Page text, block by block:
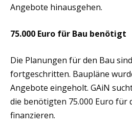
Angebote hinausgehen.
75.000 Euro für Bau benötigt
Die Planungen für den Bau
fortgeschritten. Baupläne
Angebote eingeholt. GAiN
die benötigten 75.000 Euro für
finanzieren.